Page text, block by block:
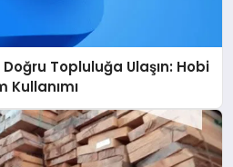
Topluluğa Ulaşın: Hobi
Kullanımı